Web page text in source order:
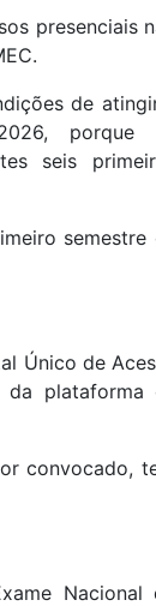
presenciais
de
porque
seis
semestre
Único de
plataforma
convocado,
Nacional